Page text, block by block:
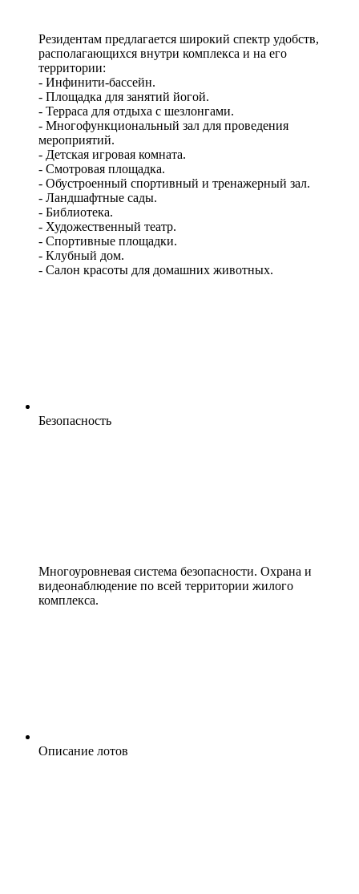
Резидентам предлагается широкий спектр удобств,
располагающихся внутри комплекса и на его
территории:
- Инфинити-бассейн.
- Площадка для занятий йогой.
- Терраса для отдыха с шезлонгами.
- Многофункциональный зал для проведения
мероприятий.
- Детская игровая комната.
- Смотровая площадка.
- Обустроенный спортивный и тренажерный зал.
- Ландшафтные сады.
- Библиотека.
- Художественный театр.
- Спортивные площадки.
- Клубный дом.
- Салон красоты для домашних животных.
Безопасность
Многоуровневая система безопасности. Охрана и
видеонаблюдение по всей территории жилого
комплекса.
Описание лотов